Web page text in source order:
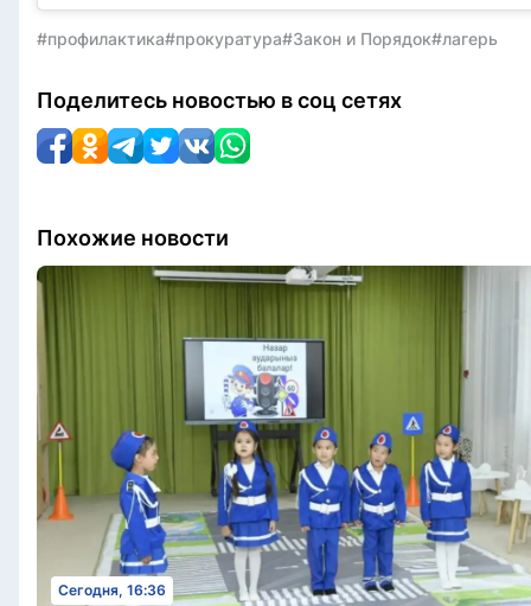
#профилактика#прокуратура#Закон и Порядок#лагерь
Поделитесь новостью в соц сетях
Похожие новости
Сегодня, 16:36